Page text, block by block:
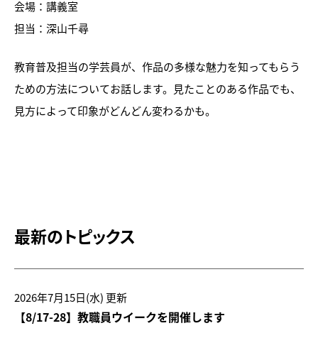
会場：講義室
担当：深山千尋
教育普及担当の学芸員が、作品の多様な魅力を知ってもらう
ための方法についてお話します。見たことのある作品でも、
見方によって印象がどんどん変わるかも。
最新のトピックス
2026年7月15日(水) 更新
【8/17-28】教職員ウイークを開催します
オンラインポリシー
おうちで楽しむ石川県立美術
館
石川県文化財保存修復工房